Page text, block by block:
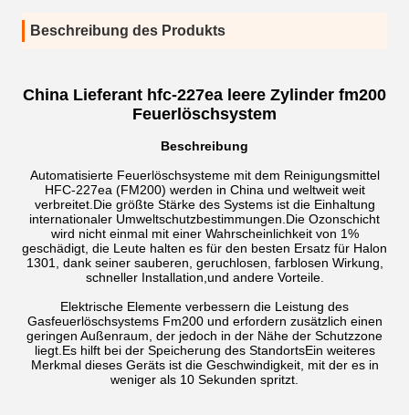
Beschreibung des Produkts
China Lieferant hfc-227ea leere Zylinder fm200
Feuerlöschsystem
Beschreibung
Automatisierte Feuerlöschsysteme mit dem Reinigungsmittel
HFC-227ea (FM200) werden in China und weltweit weit
verbreitet.Die größte Stärke des Systems ist die Einhaltung
internationaler Umweltschutzbestimmungen.Die Ozonschicht
wird nicht einmal mit einer Wahrscheinlichkeit von 1%
geschädigt, die Leute halten es für den besten Ersatz für Halon
1301, dank seiner sauberen, geruchlosen, farblosen Wirkung,
schneller Installation,und andere Vorteile.
Elektrische Elemente verbessern die Leistung des
Gasfeuerlöschsystems Fm200 und erfordern zusätzlich einen
geringen Außenraum, der jedoch in der Nähe der Schutzzone
liegt.Es hilft bei der Speicherung des StandortsEin weiteres
Merkmal dieses Geräts ist die Geschwindigkeit, mit der es in
weniger als 10 Sekunden spritzt.